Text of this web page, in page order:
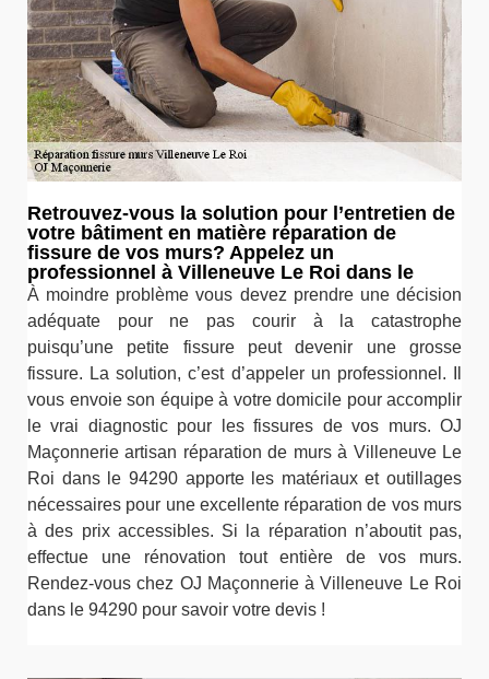
Retrouvez-vous la solution pour l’entretien de
votre bâtiment en matière réparation de
fissure de vos murs? Appelez un
professionnel à Villeneuve Le Roi dans le
À moindre problème vous devez prendre une décision
adéquate pour ne pas courir à la catastrophe
puisqu’une petite fissure peut devenir une grosse
fissure. La solution, c’est d’appeler un professionnel. Il
vous envoie son équipe à votre domicile pour accomplir
le vrai diagnostic pour les fissures de vos murs. OJ
Maçonnerie artisan réparation de murs à Villeneuve Le
Roi dans le 94290 apporte les matériaux et outillages
nécessaires pour une excellente réparation de vos murs
à des prix accessibles. Si la réparation n’aboutit pas,
effectue une rénovation tout entière de vos murs.
Rendez-vous chez OJ Maçonnerie à Villeneuve Le Roi
dans le 94290 pour savoir votre devis !